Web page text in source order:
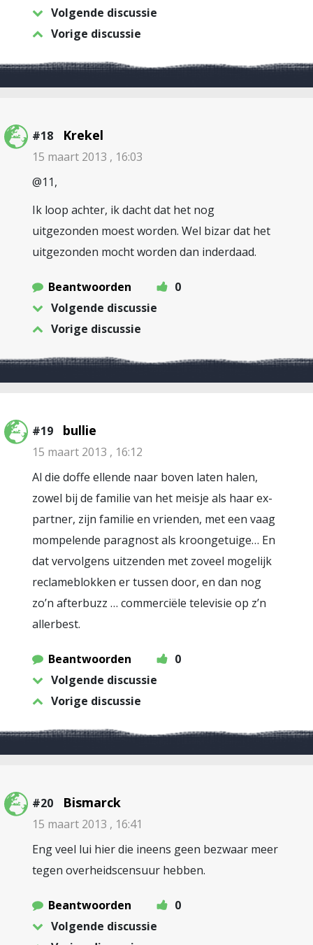
Volgende discussie
Vorige discussie
#18 Krekel
15 maart 2013 , 16:03
@11,
Ik loop achter, ik dacht dat het nog
uitgezonden moest worden. Wel bizar dat het
uitgezonden mocht worden dan inderdaad.
Beantwoorden
0
Volgende discussie
Vorige discussie
#19 bullie
15 maart 2013 , 16:12
Al die doffe ellende naar boven laten halen,
zowel bij de familie van het meisje als haar ex-
partner, zijn familie en vrienden, met een vaag
mompelende paragnost als kroongetuige… En
dat vervolgens uitzenden met zoveel mogelijk
reclameblokken er tussen door, en dan nog
zo’n afterbuzz … commerciële televisie op z’n
allerbest.
Beantwoorden
0
Volgende discussie
Vorige discussie
#20 Bismarck
15 maart 2013 , 16:41
Eng veel lui hier die ineens geen bezwaar meer
tegen overheidscensuur hebben.
Beantwoorden
0
Volgende discussie